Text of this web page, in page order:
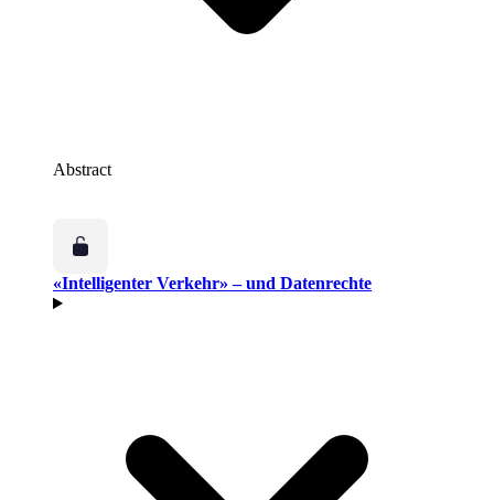
Abstract
«Intelligenter Verkehr» – und Datenrechte